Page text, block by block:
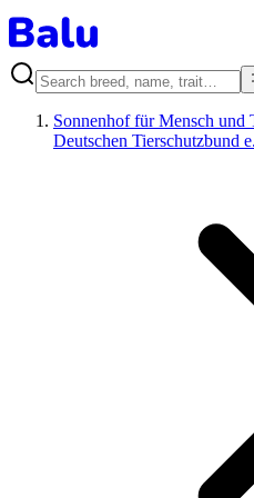
Sonnenhof für Mensch und
Deutschen Tierschutzbund